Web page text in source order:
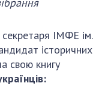
секретаря ІМФЕ ім.
історичних
свою книгу